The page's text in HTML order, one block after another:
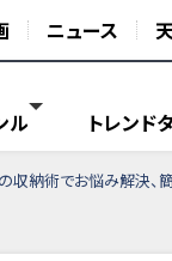
ニュース
ル トレンド
収納術でお悩み解決、